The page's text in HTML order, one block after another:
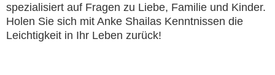
spezialisiert auf Fragen zu Liebe, Familie und Kinder.
Holen Sie sich mit Anke Shailas Kenntnissen die
Leichtigkeit in Ihr Leben zurück!